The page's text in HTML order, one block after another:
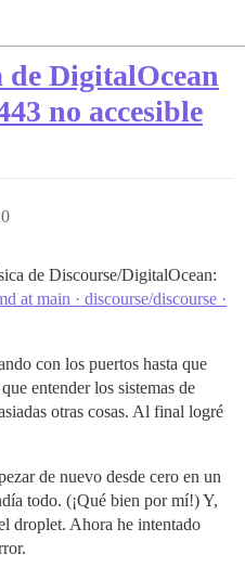
DigitalOcean
no accesible
de Discourse/DigitalOcean:
at main · discourse/discourse ·
con los puertos hasta que
entender los sistemas de
otras cosas. Al final logré
de nuevo desde cero en un
todo. (¡Qué bien por mí!) Y,
droplet. Ahora he intentado